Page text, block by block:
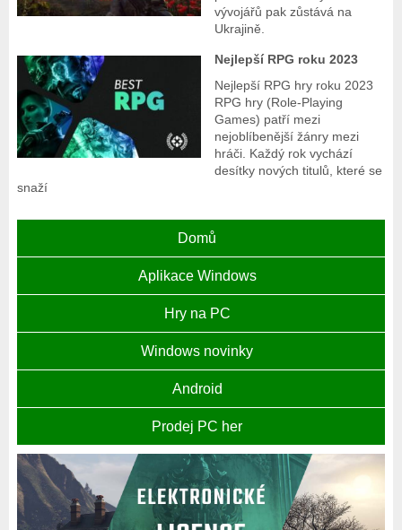
vývojářů pak zůstává na
Ukrajině.
Nejlepší RPG roku 2023
Nejlepší RPG hry roku 2023
RPG hry (Role-Playing
Games) patří mezi
nejoblíbenější žánry mezi
hráči. Každý rok vychází
desítky nových titulů, které se
snaží
Domů
Aplikace Windows
Hry na PC
Windows novinky
Android
Prodej PC her